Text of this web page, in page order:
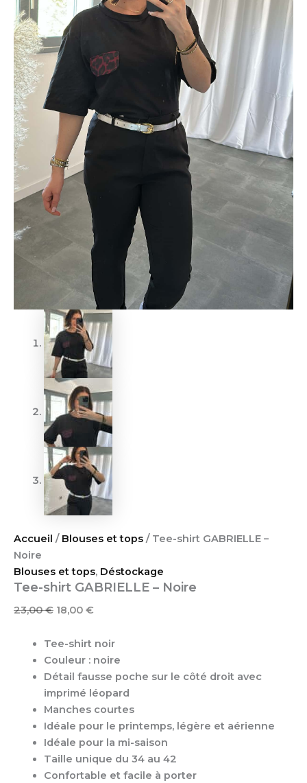
Accueil / Blouses et tops / Tee-shirt GABRIELLE –
Noire
Blouses et tops, Déstockage
Tee-shirt GABRIELLE – Noire
23,00€ 18,00 €
Tee-shirt noir
Couleur : noire
Détail fausse poche sur le côté droit avec
imprimé léopard
Manches courtes
Idéale pour le printemps, légère et aérienne
Idéale pour la mi-saison
Taille unique du 34 au 42
Confortable et facile à porter